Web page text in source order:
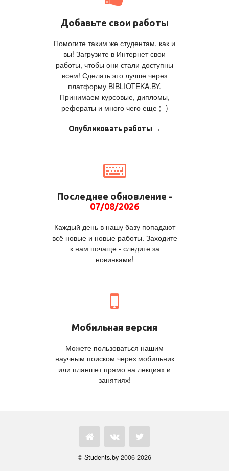
Добавьте свои работы
Помогите таким же студентам, как и
вы! Загрузите в Интернет свои
работы, чтобы они стали доступны
всем! Сделать это лучше через
платформу BIBLIOTEKA.BY.
Принимаем курсовые, дипломы,
рефераты и много чего еще ;- )
Опубликовать работы →
Последнее обновление -
07/08/2026
Каждый день в нашу базу попадают
всё новые и новые работы. Заходите
к нам почаще - следите за
новинками!
Мобильная версия
Можете пользоваться нашим
научным поиском через мобильник
или планшет прямо на лекциях и
занятиях!
© Students.by 2006-2026